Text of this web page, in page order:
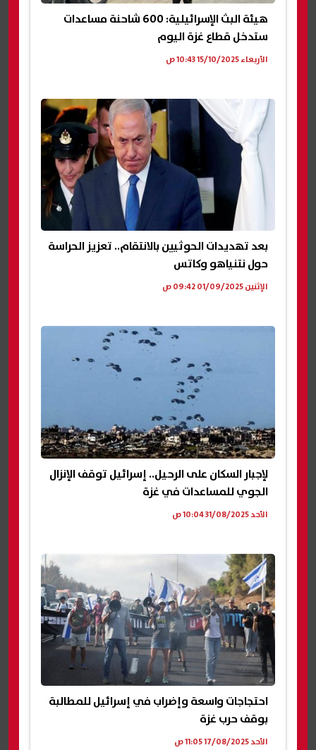
هيئة البث الإسرائيلية: 600 شاحنة مساعدات
ستدخل قطاع غزة اليوم
الأربعاء 15/10/2025 10:43 ص
بعد تهديدات الحوثيين بالانتقام.. تعزيز الحراسة
حول نتنياهو وكاتس
الإثنين 01/09/2025 09:42 ص
لإجبار السكان على الرحيل.. إسرائيل توقف الإنزال
الجوي للمساعدات في غزة
الأحد 31/08/2025 10:04 ص
احتجاجات واسعة وإضراب في إسرائيل للمطالبة
بوقف حرب غزة
الأحد 17/08/2025 11:05 ص